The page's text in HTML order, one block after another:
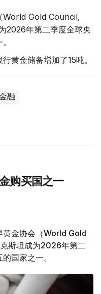
World Gold Council,
2026年第二季度全球央
黄金储备增加了15吨。
融
购买国之一
黄金协会（World Gold
斯坦成为2026年第二
国家之一。